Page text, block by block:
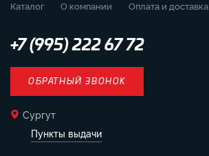
Каталог О компании Оплата и доставка
+7 (995) 222 67 72
ОБРАТНЫЙ ЗВОНОК
Сургут
Пункты выдачи